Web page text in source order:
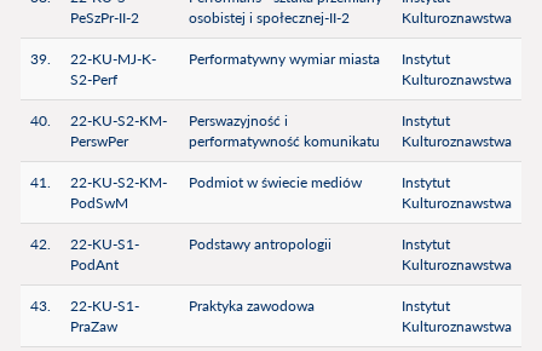
PeSzPr-II-2
osobistej i społecznej-II-2
Kulturoznawstwa
39.
22-KU-MJ-K-
S2-Perf
Performatywny wymiar miasta
Instytut
Kulturoznawstwa
40.
22-KU-S2-KM-
PerswPer
Perswazyjność i
performatywność komunikatu
Instytut
Kulturoznawstwa
41.
22-KU-S2-KM-
PodSwM
Podmiot w świecie mediów
Instytut
Kulturoznawstwa
42.
22-KU-S1-
PodAnt
Podstawy antropologii
Instytut
Kulturoznawstwa
43.
22-KU-S1-
PraZaw
Praktyka zawodowa
Instytut
Kulturoznawstwa